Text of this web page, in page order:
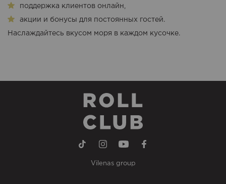
поддержка клиентов онлайн,
акции и бонусы для постоянных гостей.
Наслаждайтесь вкусом моря в каждом кусочке.
Vilenas group